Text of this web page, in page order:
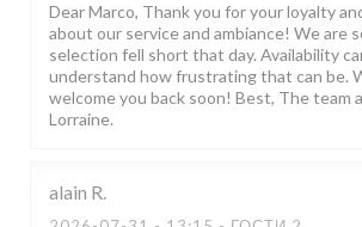
Dear Marco, Thank you for your loyalty
about our service and ambiance! We are
selection fell short that day. Availability
understand how frustrating that can be.
welcome you back soon! Best, The team
Lorraine.
alain R